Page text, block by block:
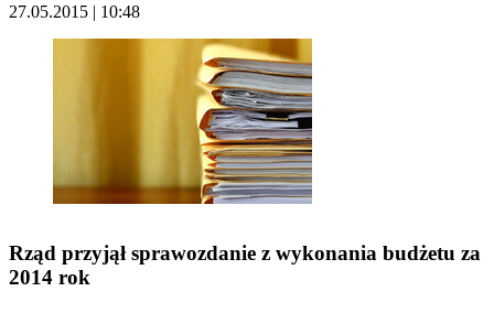
27.05.2015 | 10:48
Rząd przyjął sprawozdanie z wykonania budżetu za
2014 rok